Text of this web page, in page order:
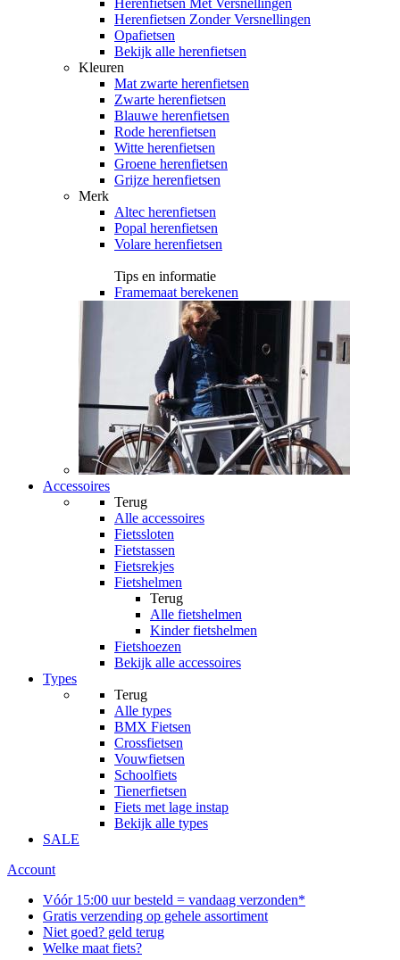
Herenfietsen Met Versnellingen
Herenfietsen Zonder Versnellingen
Opafietsen
Bekijk alle herenfietsen
Kleuren
Mat zwarte herenfietsen
Zwarte herenfietsen
Blauwe herenfietsen
Rode herenfietsen
Witte herenfietsen
Groene herenfietsen
Grijze herenfietsen
Merk
Altec herenfietsen
Popal herenfietsen
Volare herenfietsen
Tips en informatie
Framemaat berekenen
Accessoires
Terug
Alle accessoires
Fietssloten
Fietstassen
Fietsrekjes
Fietshelmen
Terug
Alle fietshelmen
Kinder fietshelmen
Fietshoezen
Bekijk alle accessoires
Types
Terug
Alle types
BMX Fietsen
Crossfietsen
Vouwfietsen
Schoolfiets
Tienerfietsen
Fiets met lage instap
Bekijk alle types
SALE
Account
Vóór 15:00 uur besteld = vandaag verzonden*
Gratis verzending op gehele assortiment
Niet goed? geld terug
Welke maat fiets?